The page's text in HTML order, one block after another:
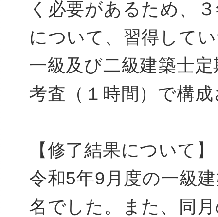
く必要があるため、
について、習得して
一級及び二級建築士
考査（１時間）で構
【修了結果について】
令和5年9月度の一級
名でした。また、同